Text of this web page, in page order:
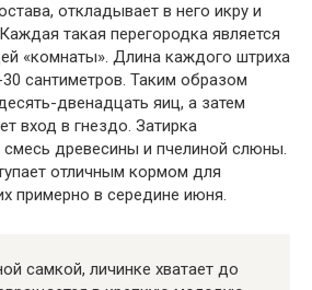
откладывает в него икру и
такая перегородка является
«комнаты». Длина каждого штриха
сантиметров. Таким образом
двенадцать яиц, а затем
вход в гнездо. Затирка
смесь древесины и пчелиной слюны.
отличным кормом для
примерно в середине июня.
самкой, личинке хватает до